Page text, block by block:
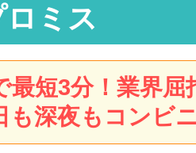
ロミス
最短3分！業界
も深夜もコンビ